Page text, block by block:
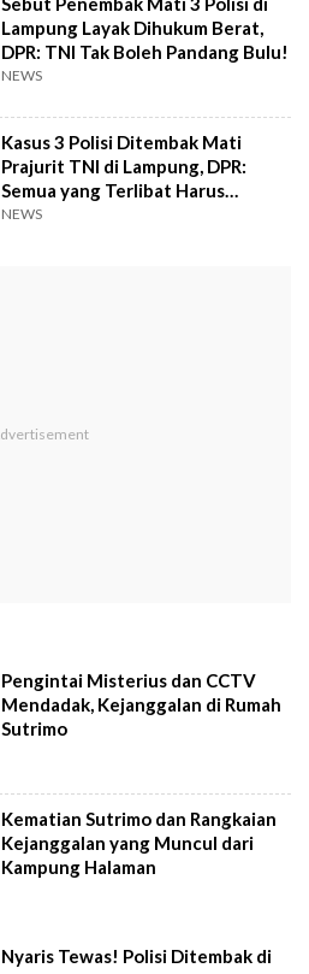
Lampung Layak Dihukum Berat,
DPR: TNI Tak Boleh Pandang Bulu!
NEWS
Kasus 3 Polisi Ditembak Mati
Prajurit TNI di Lampung, DPR:
Semua yang Terlibat Harus
Ditindak!
NEWS
Pengintai Misterius dan CCTV
Mendadak, Kejanggalan di Rumah
Sutrimo
Kematian Sutrimo dan Rangkaian
Kejanggalan yang Muncul dari
Kampung Halaman
Nyaris Tewas! Polisi Ditembak di